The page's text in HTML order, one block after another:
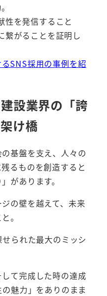
。
性を発信すること
繋がることを証明し
SNS採用の事例を紹
設業界の「誇
け橋
基盤を支え、人々の
るものを創造すると
があります。
の壁を越えて、未来
。
られた最大のミッシ
て完成した時の達成
魅力」をありのまま